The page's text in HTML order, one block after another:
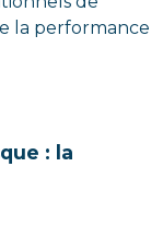
la performance
: la